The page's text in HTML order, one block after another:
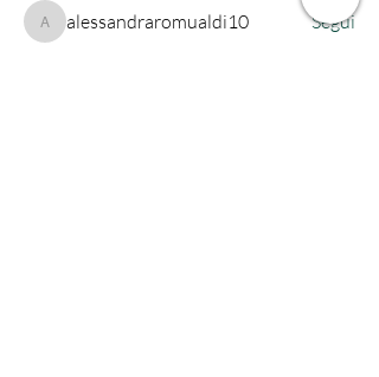
alessandraromualdi10
alessandraromualdi10
Segui